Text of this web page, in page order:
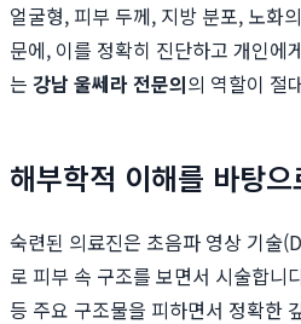
얼굴형, 피부 두께, 지방 분포, 노화
문에, 이를 정확히 진단하고 개인에
는 강남 울쎄라 전문의의 역할이 절
해부학적 이해를 바탕
숙련된 의료진은 초음파 영상 기술
로 피부 속 구조를 보면서 시술합니
등 주요 구조물을 피하면서 정확한